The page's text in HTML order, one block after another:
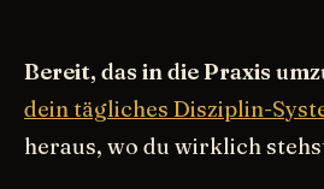
Bereit, das in die Praxis
dein tägliches Disziplin-
heraus, wo du wirklich